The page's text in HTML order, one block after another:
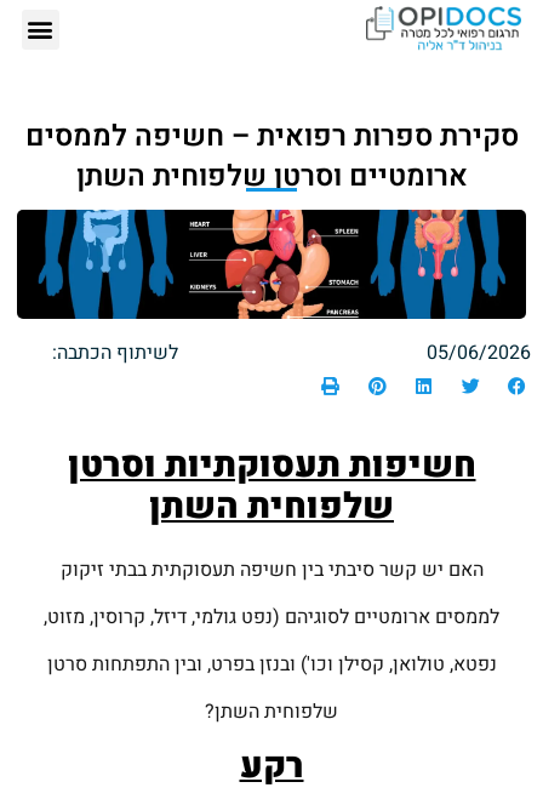
סקירת ספרות רפואית – חשיפה לממסים
ארומטיים וסרטן שלפוחית השתן
05/06/2026 לשיתוף הכתבה:
חשיפות תעסוקתיות וסרטן
שלפוחית השתן
האם יש קשר סיבתי בין חשיפה תעסוקתית בבתי זיקוק
לממסים ארומטיים לסוגיהם (נפט גולמי, דיזל, קרוסין, מזוט,
נפטא, טולואן, קסילן וכו') ובנזן בפרט, ובין התפתחות סרטן
שלפוחית השתן?
רקע